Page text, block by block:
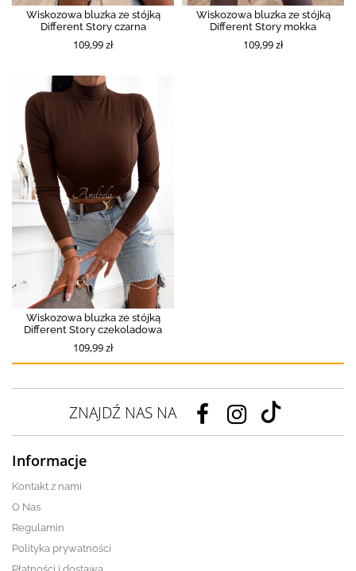
Wiskozowa bluzka ze stójką
Different Story czarna
109,99 zł
Wiskozowa bluzka ze stójką
Different Story mokka
109,99 zł
Wiskozowa bluzka ze stójką
Different Story czekoladowa
109,99 zł
ZNAJDŹ NAS NA
Informacje
Kontakt z nami
O Nas
Regulamin
Polityka prywatności